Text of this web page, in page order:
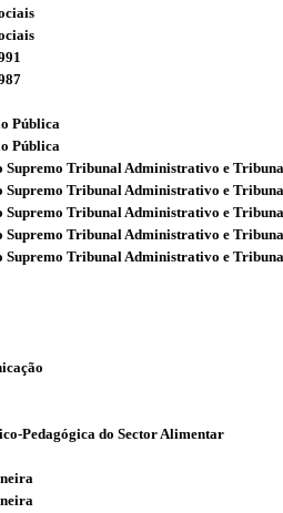
Pública
Pública
Supremo Tribunal Administrativo e
Supremo Tribunal Administrativo e
Supremo Tribunal Administrativo e
Supremo Tribunal Administrativo e
Supremo Tribunal Administrativo e
Pedagógica do Sector Alimentar